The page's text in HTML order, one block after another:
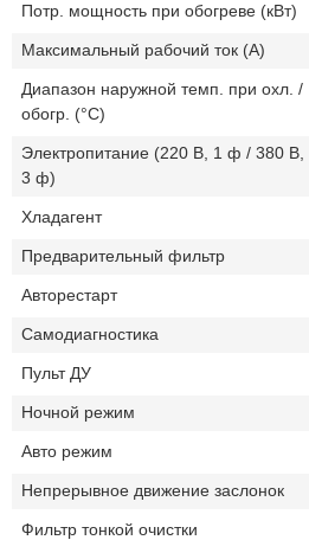
Потр. мощность при обогреве (кВт)
Максимальный рабочий ток (А)
Диапазон наружной темп. при охл. /
обогр. (°C)
Электропитание (220 В, 1 ф / 380 В,
3 ф)
Хладагент
Предварительный фильтр
Авторестарт
Самодиагностика
Пульт ДУ
Ночной режим
Авто режим
Непрерывное движение заслонок
Фильтр тонкой очистки